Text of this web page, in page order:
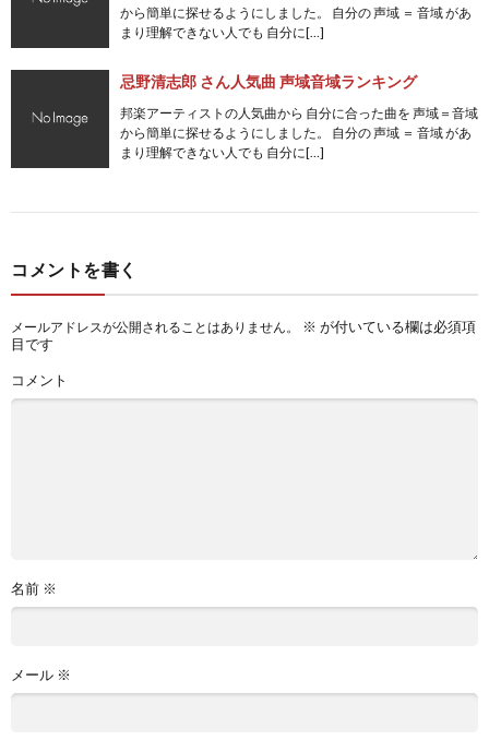
から簡単に探せるようにしました。 自分の 声域 ＝ 音域 があ
まり理解できない人でも 自分に[…]
忌野清志郎 さん人気曲 声域音域ランキング
邦楽アーティストの人気曲から 自分に合った曲を 声域＝音域
から簡単に探せるようにしました。 自分の 声域 ＝ 音域 があ
まり理解できない人でも 自分に[…]
コメントを書く
メールアドレスが公開されることはありません。 ※ が付いている欄は必須項
目です
コメント
名前 ※
メール ※